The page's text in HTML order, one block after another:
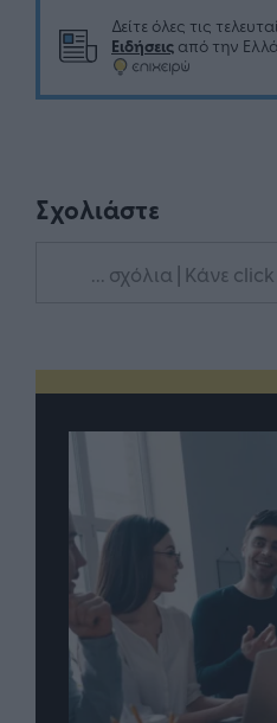
Δείτε όλες τις
Ειδήσεις από την
Σχολιάστε
... σχόλια | Κάνε